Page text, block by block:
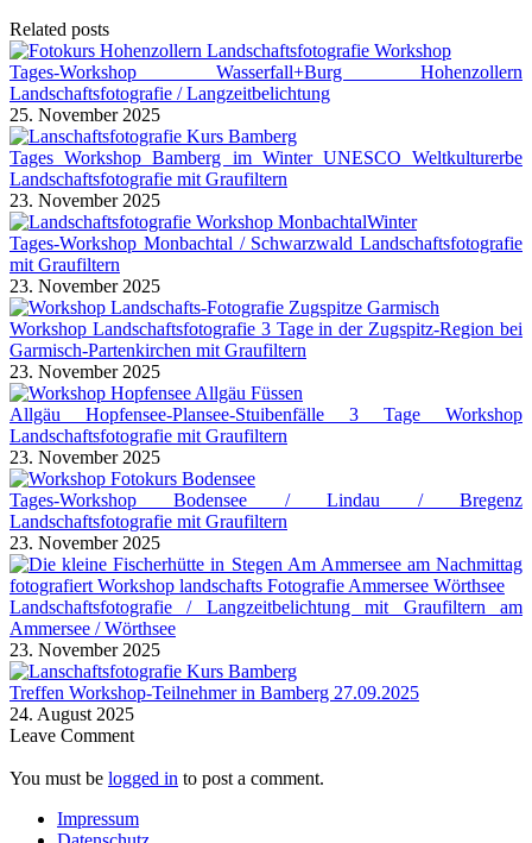
Related posts
Tages-Workshop Wasserfall+Burg Hohenzollern
Landschaftsfotografie / Langzeitbelichtung
25. November 2025
Tages Workshop Bamberg im Winter UNESCO Weltkulturerbe
Landschaftsfotografie mit Graufiltern
23. November 2025
Tages-Workshop Monbachtal / Schwarzwald Landschaftsfotografie
mit Graufiltern
23. November 2025
Workshop Landschaftsfotografie 3 Tage in der Zugspitz-Region bei
Garmisch-Partenkirchen mit Graufiltern
23. November 2025
Allgäu Hopfensee-Plansee-Stuibenfälle 3 Tage Workshop
Landschaftsfotografie mit Graufiltern
23. November 2025
Tages-Workshop Bodensee / Lindau / Bregenz
Landschaftsfotografie mit Graufiltern
23. November 2025
Landschaftsfotografie / Langzeitbelichtung mit Graufiltern am
Ammersee / Wörthsee
23. November 2025
Treffen Workshop-Teilnehmer in Bamberg 27.09.2025
24. August 2025
Leave Comment
You must be logged in to post a comment.
Impressum